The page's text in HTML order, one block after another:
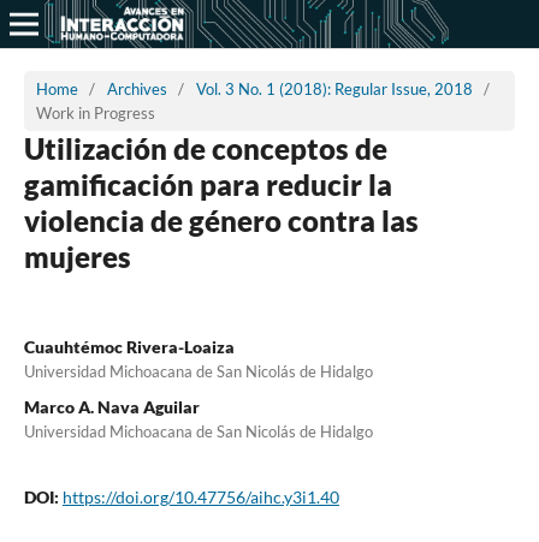
Home / Archives / Vol. 3 No. 1 (2018): Regular Issue, 2018
/
Work in Progress
Utilización de conceptos de
gamificación para reducir la
violencia de género contra las
mujeres
Cuauhtémoc Rivera-Loaiza
Universidad Michoacana de San Nicolás de Hidalgo
Marco A. Nava Aguilar
Universidad Michoacana de San Nicolás de Hidalgo
DOI: https://doi.org/10.47756/aihc.y3i1.40